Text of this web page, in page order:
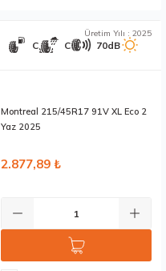
Üretim Yılı : 2025
C C 70dB
Montreal 215/45R17 91V XL Eco 2
Yaz 2025
2.877,89 ₺